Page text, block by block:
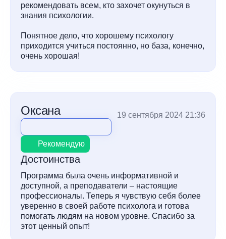
рекомендовать всем, кто захочет окунуться в
знания психологии.
Понятное дело, что хорошему психологу
приходится учиться постоянно, но база, конечно,
очень хорошая!
Оксана 19 сентября 2024 21:36
Рекомендую
Достоинства
Программа была очень информативной и
доступной, а преподаватели – настоящие
профессионалы. Теперь я чувствую себя более
уверенно в своей работе психолога и готова
помогать людям на новом уровне. Спасибо за
этот ценный опыт!